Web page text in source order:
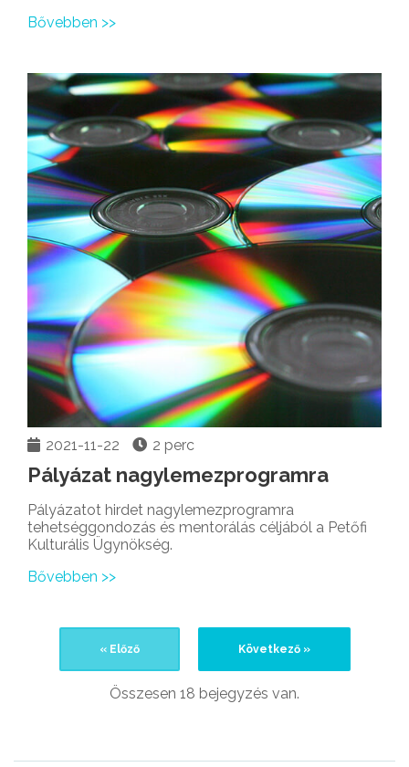
Bővebben >>
2021-11-22 2 perc
Pályázat nagylemezprogramra
Pályázatot hirdet nagylemezprogramra
tehetséggondozás és mentorálás céljából a Petőfi
Kulturális Ügynökség.
Bővebben >>
« Előző Következő »
Összesen 18 bejegyzés van.